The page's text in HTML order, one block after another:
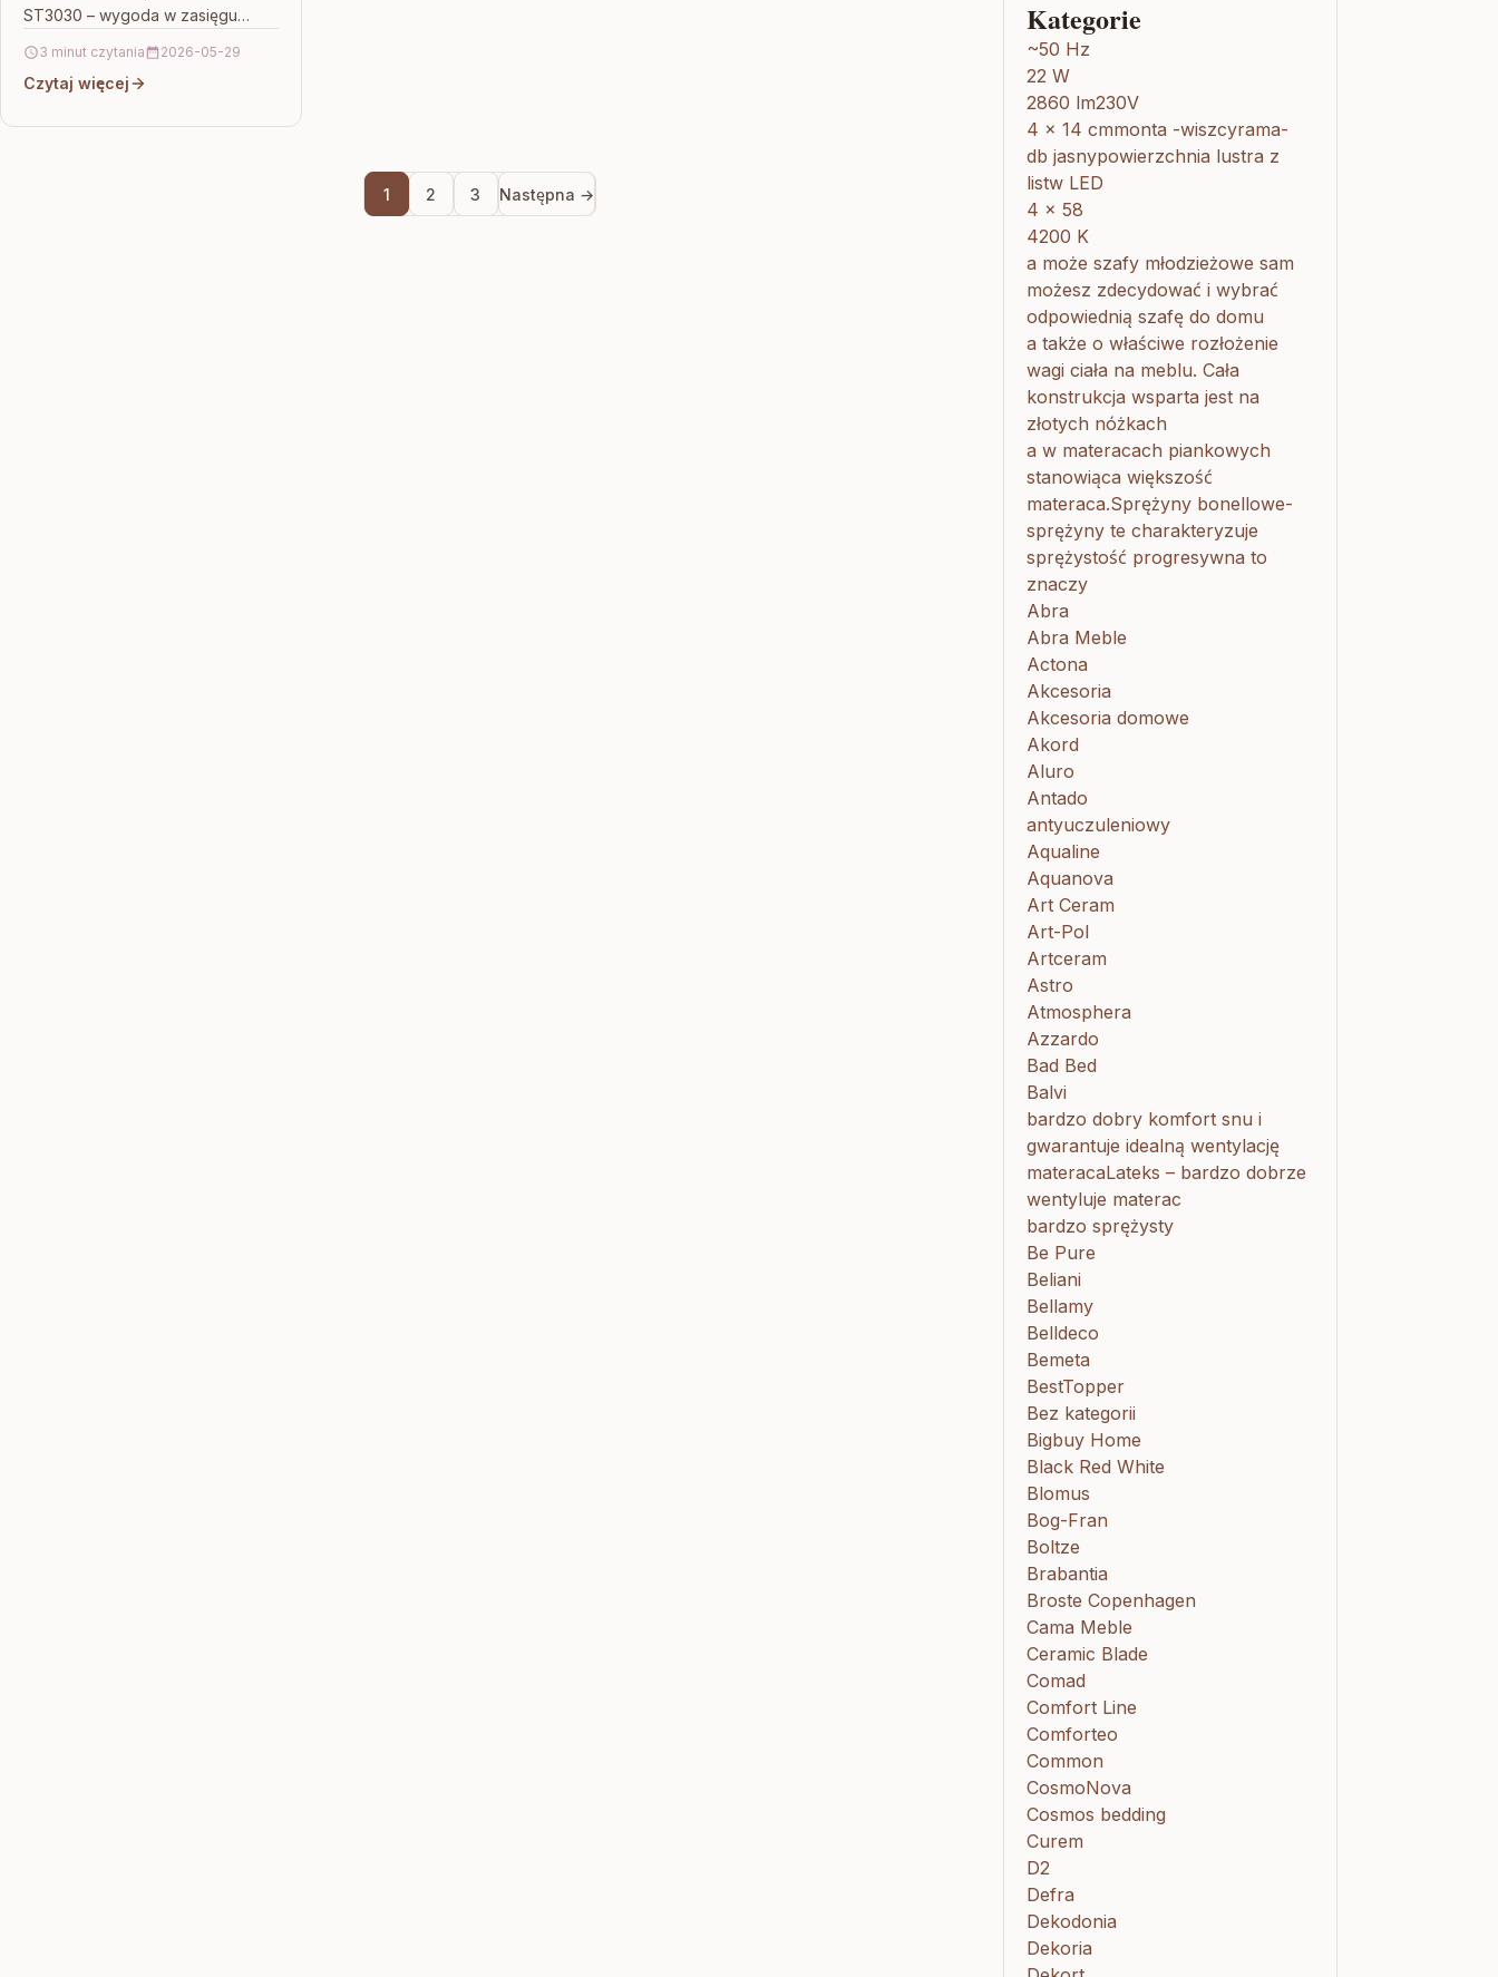
ST3030 – wygoda w zasięgu
poprawek makijażu często bywa
niewygodne: albo jest za małe,…
3 minut czytania 2026-05-29
Czytaj więcej
1 2 3 Następna →
Kategorie
~50 Hz
22 W
2860 lm230V
4 x 14 cmmonta -wiszcyrama-
db jasnypowierzchnia lustra z
listw LED
4 x 58
4200 K
a może szafy młodzieżowe sam
możesz zdecydować i wybrać
odpowiednią szafę do domu
a także o właściwe rozłożenie
wagi ciała na meblu. Cała
konstrukcja wsparta jest na
złotych nóżkach
a w materacach piankowych
stanowiąca większość
materaca.Sprężyny bonellowe-
sprężyny te charakteryzuje
sprężystość progresywna to
znaczy
Abra
Abra Meble
Actona
Akcesoria
Akcesoria domowe
Akord
Aluro
Antado
antyuczuleniowy
Aqualine
Aquanova
Art Ceram
Art-Pol
Artceram
Astro
Atmosphera
Azzardo
Bad Bed
Balvi
bardzo dobry komfort snu i
gwarantuje idealną wentylację
materacaLateks – bardzo dobrze
wentyluje materac
bardzo sprężysty
Be Pure
Beliani
Bellamy
Belldeco
Bemeta
BestTopper
Bez kategorii
Bigbuy Home
Black Red White
Blomus
Bog-Fran
Boltze
Brabantia
Broste Copenhagen
Cama Meble
Ceramic Blade
Comad
Comfort Line
Comforteo
Common
CosmoNova
Cosmos bedding
Curem
D2
Defra
Dekodonia
Dekoria